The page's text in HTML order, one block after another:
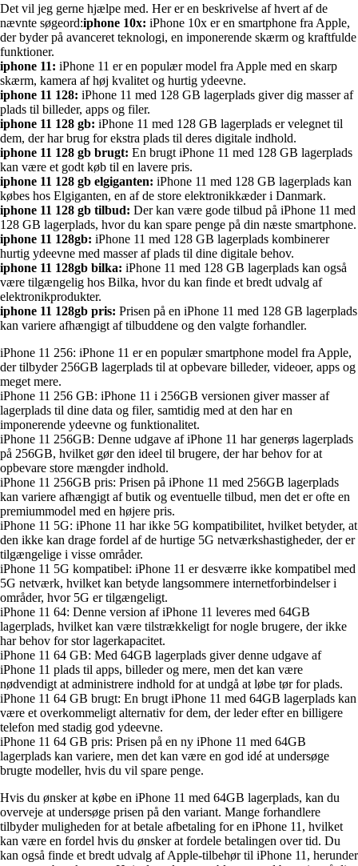
Det vil jeg gerne hjælpe med. Her er en beskrivelse af hvert af de
nævnte søgeord:iphone 10x: iPhone 10x er en smartphone fra Apple,
der byder på avanceret teknologi, en imponerende skærm og kraftfulde
funktioner.
iphone 11: iPhone 11 er en populær model fra Apple med en skarp
skærm, kamera af høj kvalitet og hurtig ydeevne.
iphone 11 128: iPhone 11 med 128 GB lagerplads giver dig masser af
plads til billeder, apps og filer.
iphone 11 128 gb: iPhone 11 med 128 GB lagerplads er velegnet til
dem, der har brug for ekstra plads til deres digitale indhold.
iphone 11 128 gb brugt: En brugt iPhone 11 med 128 GB lagerplads
kan være et godt køb til en lavere pris.
iphone 11 128 gb elgiganten: iPhone 11 med 128 GB lagerplads kan
købes hos Elgiganten, en af de store elektronikkæder i Danmark.
iphone 11 128 gb tilbud: Der kan være gode tilbud på iPhone 11 med
128 GB lagerplads, hvor du kan spare penge på din næste smartphone.
iphone 11 128gb: iPhone 11 med 128 GB lagerplads kombinerer
hurtig ydeevne med masser af plads til dine digitale behov.
iphone 11 128gb bilka: iPhone 11 med 128 GB lagerplads kan også
være tilgængelig hos Bilka, hvor du kan finde et bredt udvalg af
elektronikprodukter.
iphone 11 128gb pris: Prisen på en iPhone 11 med 128 GB lagerplads
kan variere afhængigt af tilbuddene og den valgte forhandler.
iPhone 11 256: iPhone 11 er en populær smartphone model fra Apple,
der tilbyder 256GB lagerplads til at opbevare billeder, videoer, apps og
meget mere.
iPhone 11 256 GB: iPhone 11 i 256GB versionen giver masser af
lagerplads til dine data og filer, samtidig med at den har en
imponerende ydeevne og funktionalitet.
iPhone 11 256GB: Denne udgave af iPhone 11 har generøs lagerplads
på 256GB, hvilket gør den ideel til brugere, der har behov for at
opbevare store mængder indhold.
iPhone 11 256GB pris: Prisen på iPhone 11 med 256GB lagerplads
kan variere afhængigt af butik og eventuelle tilbud, men det er ofte en
premiummodel med en højere pris.
iPhone 11 5G: iPhone 11 har ikke 5G kompatibilitet, hvilket betyder, at
den ikke kan drage fordel af de hurtige 5G netværkshastigheder, der er
tilgængelige i visse områder.
iPhone 11 5G kompatibel: iPhone 11 er desværre ikke kompatibel med
5G netværk, hvilket kan betyde langsommere internetforbindelser i
områder, hvor 5G er tilgængeligt.
iPhone 11 64: Denne version af iPhone 11 leveres med 64GB
lagerplads, hvilket kan være tilstrækkeligt for nogle brugere, der ikke
har behov for stor lagerkapacitet.
iPhone 11 64 GB: Med 64GB lagerplads giver denne udgave af
iPhone 11 plads til apps, billeder og mere, men det kan være
nødvendigt at administrere indhold for at undgå at løbe tør for plads.
iPhone 11 64 GB brugt: En brugt iPhone 11 med 64GB lagerplads kan
være et overkommeligt alternativ for dem, der leder efter en billigere
telefon med stadig god ydeevne.
iPhone 11 64 GB pris: Prisen på en ny iPhone 11 med 64GB
lagerplads kan variere, men det kan være en god idé at undersøge
brugte modeller, hvis du vil spare penge.
Hvis du ønsker at købe en iPhone 11 med 64GB lagerplads, kan du
overveje at undersøge prisen på den variant. Mange forhandlere
tilbyder muligheden for at betale afbetaling for en iPhone 11, hvilket
kan være en fordel hvis du ønsker at fordele betalingen over tid. Du
kan også finde et bredt udvalg af Apple-tilbehør til iPhone 11, herunder